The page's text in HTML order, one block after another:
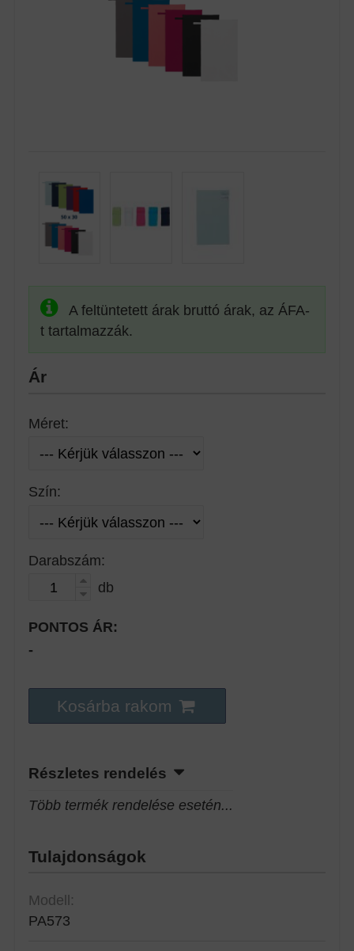
A feltüntetett árak bruttó árak, az ÁFA-
t tartalmazzák.
Ár
Méret:
Szín:
Darabszám:
db
PONTOS ÁR:
-
Kosárba rakom
Részletes rendelés
Több termék rendelése esetén...
Tulajdonságok
Modell:
PA573